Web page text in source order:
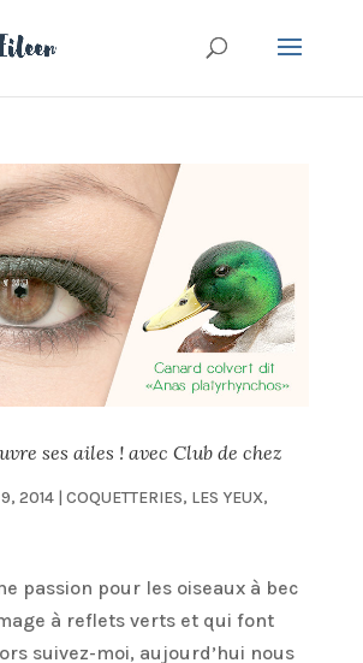
ses ailes ! avec Club de chez
2014| COQUETTERIES, LES YEUX,
passion pour les oiseaux à bec
à reflets verts et qui font
suivez-moi, aujourd’hui nous